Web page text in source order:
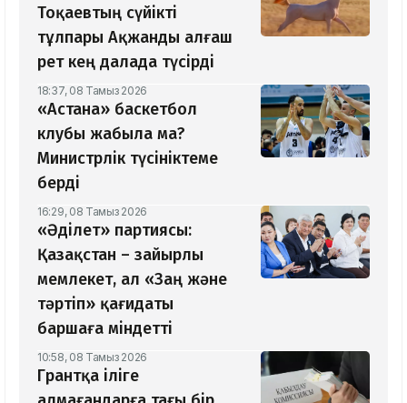
Тоқаевтың сүйікті
тұлпары Ақжанды алғаш
рет кең далада түсірді
18:37, 08 Тамыз 2026
«Астана» баскетбол
клубы жабыла ма?
Министрлік түсініктеме
берді
16:29, 08 Тамыз 2026
«Әділет» партиясы:
Қазақстан – зайырлы
мемлекет, ал «Заң және
тәртіп» қағидаты
баршаға міндетті
10:58, 08 Тамыз 2026
Грантқа іліге